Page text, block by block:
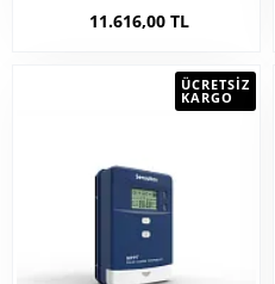
11.616,00 TL
ÜCRETSIZ
KARGO